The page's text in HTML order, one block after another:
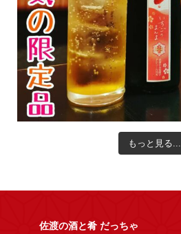
もっと見る...
佐渡の酒と肴 だっちゃ